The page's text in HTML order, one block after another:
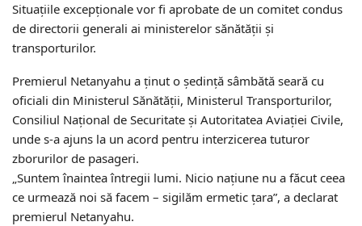
Situațiile excepționale vor fi aprobate de un comitet condus
de directorii generali ai ministerelor sănătății și
transporturilor.
Premierul Netanyahu a ținut o şedinţă sâmbătă seară cu
oficiali din Ministerul Sănătății, Ministerul Transporturilor,
Consiliul Național de Securitate și Autoritatea Aviației Civile,
unde s-a ajuns la un acord pentru interzicerea tuturor
zborurilor de pasageri.
„Suntem înaintea întregii lumi. Nicio națiune nu a făcut ceea
ce urmează noi să facem – sigilăm ermetic țara”, a declarat
premierul Netanyahu.